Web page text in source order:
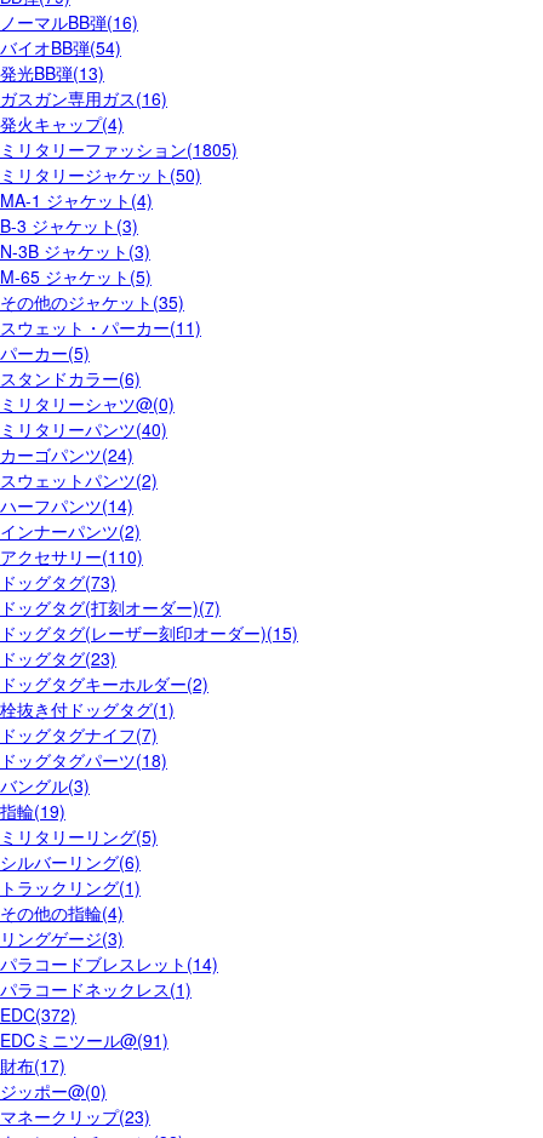
ノーマルBB弾(16)
バイオBB弾(54)
発光BB弾(13)
ガスガン専用ガス(16)
発火キャップ(4)
ミリタリーファッション(1805)
ミリタリージャケット(50)
MA-1 ジャケット(4)
B-3 ジャケット(3)
N-3B ジャケット(3)
M-65 ジャケット(5)
その他のジャケット(35)
スウェット・パーカー(11)
パーカー(5)
スタンドカラー(6)
ミリタリーシャツ@(0)
ミリタリーパンツ(40)
カーゴパンツ(24)
スウェットパンツ(2)
ハーフパンツ(14)
インナーパンツ(2)
アクセサリー(110)
ドッグタグ(73)
ドッグタグ(打刻オーダー)(7)
ドッグタグ(レーザー刻印オーダー)(15)
ドッグタグ(23)
ドッグタグキーホルダー(2)
栓抜き付ドッグタグ(1)
ドッグタグナイフ(7)
ドッグタグパーツ(18)
バングル(3)
指輪(19)
ミリタリーリング(5)
シルバーリング(6)
トラックリング(1)
その他の指輪(4)
リングゲージ(3)
パラコードブレスレット(14)
パラコードネックレス(1)
EDC(372)
EDCミニツール@(91)
財布(17)
ジッポー@(0)
マネークリップ(23)